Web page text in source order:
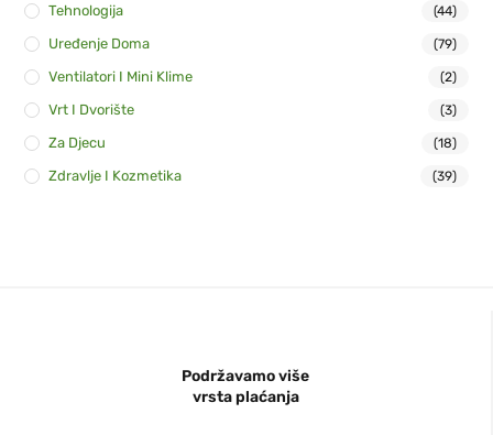
Tehnologija (44)
Uređenje Doma (79)
Ventilatori I Mini Klime (2)
Vrt I Dvorište (3)
Za Djecu (18)
Zdravlje I Kozmetika (39)
Podržavamo više
vrsta plaćanja